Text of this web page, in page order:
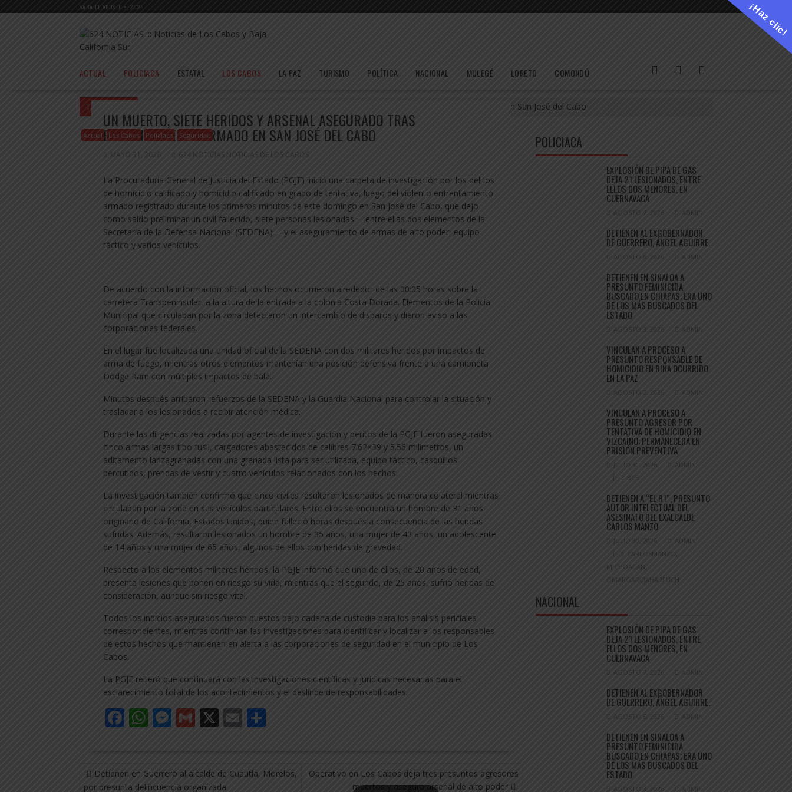
SÁBADO, AGOSTO 8, 2026
ACTUAL POLICIACA ESTATAL LOS CABOS LA PAZ TURISMO POLÍTICA NACIONAL MULEGÉ LORETO COMONDÚ
Tu estás en: Un muerto, siete heridos y arsenal asegurado tras enfrentamiento armado en San José del Cabo
Actual Los Cabos Policiaca Seguridad
UN MUERTO, SIETE HERIDOS Y ARSENAL ASEGURADO TRAS
ENFRENTAMIENTO ARMADO EN SAN JOSÉ DEL CABO
MAYO 31, 2026 624 NOTICIAS NOTICIAS DE LOS CABOS
La Procuraduría General de Justicia del Estado (PGJE) inició una carpeta de investigación por los delitos
de homicidio calificado y homicidio calificado en grado de tentativa, luego del violento enfrentamiento
armado registrado durante los primeros minutos de este domingo en San José del Cabo, que dejó
como saldo preliminar un civil fallecido, siete personas lesionadas —entre ellas dos elementos de la
Secretaría de la Defensa Nacional (SEDENA)— y el aseguramiento de armas de alto poder, equipo
táctico y varios vehículos.
De acuerdo con la información oficial, los hechos ocurrieron alrededor de las 00:05 horas sobre la
carretera Transpeninsular, a la altura de la entrada a la colonia Costa Dorada. Elementos de la Policía
Municipal que circulaban por la zona detectaron un intercambio de disparos y dieron aviso a las
corporaciones federales.
En el lugar fue localizada una unidad oficial de la SEDENA con dos militares heridos por impactos de
arma de fuego, mientras otros elementos mantenían una posición defensiva frente a una camioneta
Dodge Ram con múltiples impactos de bala.
Minutos después arribaron refuerzos de la SEDENA y la Guardia Nacional para controlar la situación y
trasladar a los lesionados a recibir atención médica.
Durante las diligencias realizadas por agentes de investigación y peritos de la PGJE fueron aseguradas
cinco armas largas tipo fusil, cargadores abastecidos de calibres 7.62×39 y 5.56 milímetros, un
aditamento lanzagranadas con una granada lista para ser utilizada, equipo táctico, casquillos
percutidos, prendas de vestir y cuatro vehículos relacionados con los hechos.
La investigación también confirmó que cinco civiles resultaron lesionados de manera colateral mientras
circulaban por la zona en sus vehículos particulares. Entre ellos se encuentra un hombre de 31 años
originario de California, Estados Unidos, quien falleció horas después a consecuencia de las heridas
sufridas. Además, resultaron lesionados un hombre de 35 años, una mujer de 43 años, un adolescente
de 14 años y una mujer de 65 años, algunos de ellos con heridas de gravedad.
Respecto a los elementos militares heridos, la PGJE informó que uno de ellos, de 20 años de edad,
presenta lesiones que ponen en riesgo su vida, mientras que el segundo, de 25 años, sufrió heridas de
consideración, aunque sin riesgo vital.
Todos los indicios asegurados fueron puestos bajo cadena de custodia para los análisis periciales
correspondientes, mientras continúan las investigaciones para identificar y localizar a los responsables
de estos hechos que mantienen en alerta a las corporaciones de seguridad en el municipio de Los
Cabos.
La PGJE reiteró que continuará con las investigaciones científicas y jurídicas necesarias para el
esclarecimiento total de los acontecimientos y el deslinde de responsabilidades.
F
b
W
s
M
e
G
l
X E
l
C
p
NAVEGACIÓN
DE Detienen en Guerrero al alcalde de Cuautla, Morelos,
por presunta delincuencia organizada
Operativo en Los Cabos deja tres presuntos agresores
muertos y asegura arsenal de alto poder
POLICIACA
EXPLOSIÓN DE PIPA DE GAS
DEJA 21 LESIONADOS, ENTRE
ELLOS DOS MENORES, EN
CUERNAVACA
AGOSTO 7, 2026 ADMIN
DETIENEN AL EXGOBERNADOR
DE GUERRERO, ÁNGEL AGUIRRE.
AGOSTO 6, 2026 ADMIN
DETIENEN EN SINALOA A
PRESUNTO FEMINICIDA
BUSCADO EN CHIAPAS; ERA UNO
DE LOS MÁS BUSCADOS DEL
ESTADO
AGOSTO 3, 2026 ADMIN
VINCULAN A PROCESO A
PRESUNTO RESPONSABLE DE
HOMICIDIO EN RIÑA OCURRIDO
EN LA PAZ
AGOSTO 2, 2026 ADMIN
VINCULAN A PROCESO A
PRESUNTO AGRESOR POR
TENTATIVA DE HOMICIDIO EN
VIZCAÍNO; PERMANECERÁ EN
PRISIÓN PREVENTIVA
JULIO 31, 2026
ADMIN
BCS
DETIENEN A “EL R1”, PRESUNTO
AUTOR INTELECTUAL DEL
ASESINATO DEL EXALCALDE
CARLOS MANZO
JULIO 30, 2026
ADMIN
CARLOSMANZO,
MICHOACAN,
OMARGARCIAHARFUCH
NACIONAL
EXPLOSIÓN DE PIPA DE GAS
DEJA 21 LESIONADOS, ENTRE
ELLOS DOS MENORES, EN
CUERNAVACA
AGOSTO 7, 2026 ADMIN
DETIENEN AL EXGOBERNADOR
DE GUERRERO, ÁNGEL AGUIRRE.
AGOSTO 6, 2026 ADMIN
DETIENEN EN SINALOA A
PRESUNTO FEMINICIDA
BUSCADO EN CHIAPAS; ERA UNO
DE LOS MÁS BUSCADOS DEL
ESTADO
AGOSTO 3, 2026 ADMIN
¡Haz clic!